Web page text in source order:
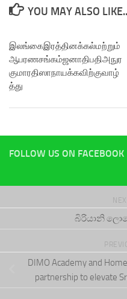
YOU MAY ALSO
இலங்கைஇரத்தினக்கல்மற்றும்
ஆபரணசங்கம்ஜனாதிபதிஅநுர
குமாரதிஸாநாயக்கவிற்குவாழ்
த்து
FOLLOW US ON FACEBOOK
බිරියානි
DIMO Academy and
partnership to elevate